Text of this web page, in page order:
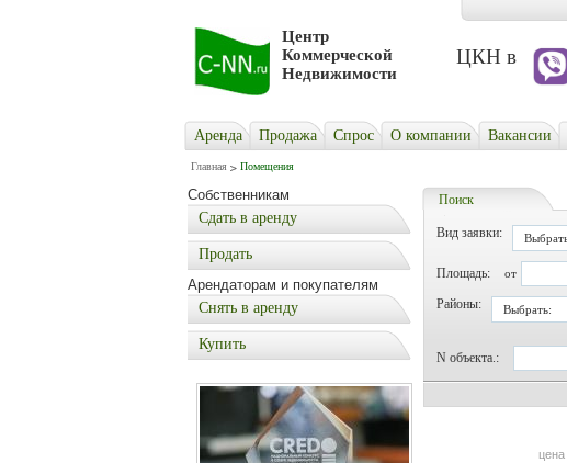
Центр
Коммерческой
Недвижимости
ЦКН в
Аренда Продажа Cпрос О компании Вакансии
Главная Помещения
Поиск
Вид заявки:
Площадь: от
Районы: Выбрать:
N объекта.:
цена
Собственникам
Сдать в аренду
Продать
Арендаторам и покупателям
Снять в аренду
Купить